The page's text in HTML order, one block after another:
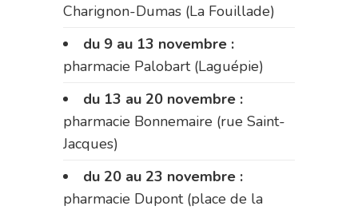
Charignon-Dumas (La Fouillade)
du 9 au 13 novembre :
pharmacie Palobart (Laguépie)
du 13 au 20 novembre :
pharmacie Bonnemaire (rue Saint-
Jacques)
du 20 au 23 novembre :
pharmacie Dupont (place de la